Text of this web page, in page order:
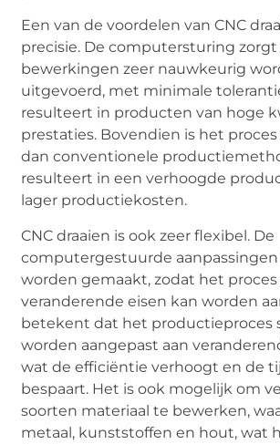
Een van de voordelen van CNC
precisie. De computersturing
bewerkingen zeer nauwkeurig
uitgevoerd, met minimale
resulteert in producten van hoge
prestaties. Bovendien is het
dan conventionele
resulteert in een verhoogde
lager productiekosten.
CNC draaien is ook zeer flexibel. De
computergestuurde
worden gemaakt, zodat het proces
veranderende eisen kan worden
betekent dat het productieproces
worden aangepast aan
wat de efficiëntie verhoogt en de
bespaart. Het is ook mogelijk om
soorten materiaal te bewerken,
metaal, kunststoffen en hout, wat